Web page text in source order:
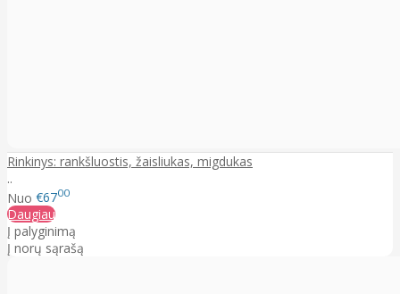
Rinkinys: rankšluostis, žaisliukas, migdukas
..
Nuo €6700
Daugiau
Į palyginimą
Į norų sąrašą